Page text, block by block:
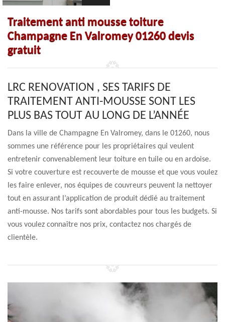
Traitement anti mousse toiture
Champagne En Valromey 01260 devis
gratuit
LRC RENOVATION , SES TARIFS DE
TRAITEMENT ANTI-MOUSSE SONT LES
PLUS BAS TOUT AU LONG DE L’ANNÉE
Dans la ville de Champagne En Valromey, dans le 01260, nous
sommes une référence pour les propriétaires qui veulent
entretenir convenablement leur toiture en tuile ou en ardoise.
Si votre couverture est recouverte de mousse et que vous voulez
les faire enlever, nos équipes de couvreurs peuvent la nettoyer
tout en assurant l’application de produit dédié au traitement
anti-mousse. Nos tarifs sont abordables pour tous les budgets. Si
vous voulez connaître nos prix, contactez nos chargés de
clientèle.